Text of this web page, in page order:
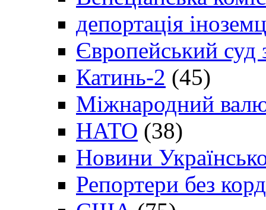
депортація
Європейський
Катинь-2 (45)
Міжнародний
НАТО (38)
Новини
Репортери без